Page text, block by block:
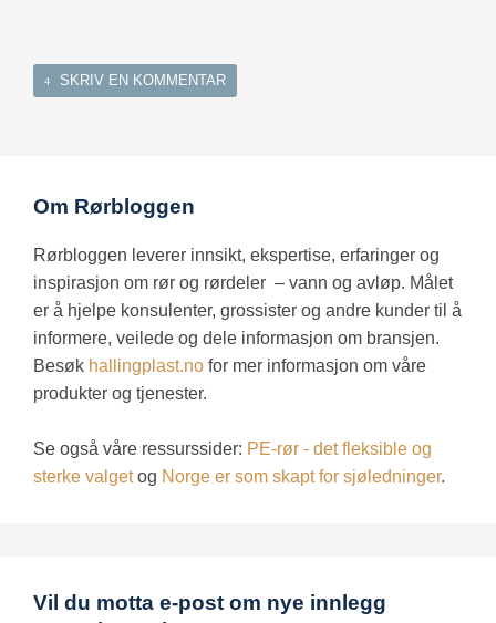
SKRIV EN KOMMENTAR
Etternavn
Kommentar*
Om Rørbloggen
Rørbloggen leverer innsikt, ekspertise, erfaringer og
inspirasjon om rør og rørdeler – vann og avløp. Målet
er å hjelpe konsulenter, grossister og andre kunder til å
informere, veilede og dele informasjon om bransjen.
Besøk hallingplast.no for mer informasjon om våre
produkter og tjenester.
Se også våre ressurssider: PE-rør - det fleksible og
sterke valgetog Norge er som skapt for sjøledninger.
Vil du motta e-post om nye innlegg